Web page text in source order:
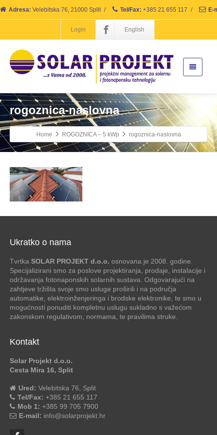
Adresa: Velebitska 76, 21000 Split / Tel/Fax: +385 21 655 117 / E-
Login English
rogoznica-naslovna
Home ROGOZNICA – 5 kWp rogoznica-naslovna
Ukratko o nama
Tvrtka SOLAR PROJEKT d.o.o. osnovana je 2008. godine.
Specijalizirani smo za poslove projektiranja, prodaje, instalacije i
održavanja fotonaponskih solarnih sustava. Odgovarajući na
zahtjeve tržišta svoje smo usluge proširili i na područja
automatike, elektroinženjeringa i brodske elektronike, te smo u
mogućnosti ponuditi kompletnu uslugu sukladno s važećom
zakonskom regulativom, normama, te pravilima struke.
Kontakt
Solar Projekt d.o.o.
Cesta Mira 16, Split
Ured: Velebitska 76, Split
Tel/Fax: +385 21 655 117
Mob 1: +385 99 705 7900
E-mail: info@solarprojekt.hr